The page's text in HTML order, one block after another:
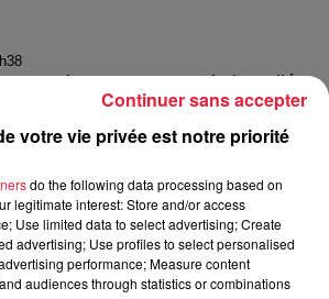
sentiers poussettes de la Vallée
août 2026
Hoerdt, de l’eau brune sort des
votre vie privée est notre priorité
do the following data processing based on
legitimate interest: Store and/or access
Use limited data to select advertising; Create
advertising; Use profiles to select personalised
performance; Measure content
audiences through statistics or combinations
Continuer sans accepter